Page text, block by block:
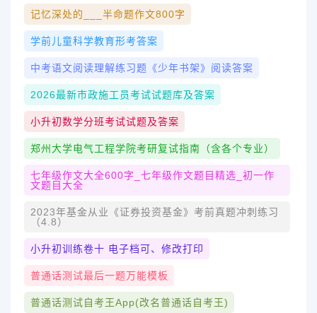
记忆深处的___半命题作文800字
学前儿童科学教育形考答案
中考语文阅读理解练习题《少年书架》阅读答案
2026最新市政施工员考试试题库及答案
小升初数学分班考试试题及答案
郑州大学电气工程学院考研复试指南（含各个专业）
七年级作文大全600字_七年级作文题目精选_初一作
文题目大全
2023年基金从业《证券投资基金》考前真题冲刺练习
（4.8）
小升初训练卷十 电子档可、修改打印
普通话测试最后一题万能模板
普通话测试自考王app(改名普通话自考王)